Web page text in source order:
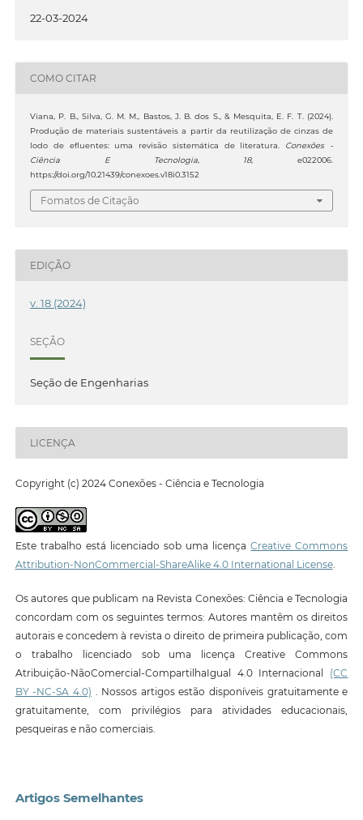
22-03-2024
COMO CITAR
Viana, P. B., Silva, G. M. M., Bastos, J. B. dos S., & Mesquita, E. F. T. (2024).
Produção de materiais sustentáveis a partir da reutilização de cinzas de
lodo de efluentes: uma revisão sistemática de literatura. Conexões -
Ciência E Tecnologia, 18, e022006.
https://doi.org/10.21439/conexoes.v18i0.3152
Fomatos de Citação
EDIÇÃO
v. 18 (2024)
SEÇÃO
Seção de Engenharias
LICENÇA
Copyright (c) 2024 Conexões - Ciência e Tecnologia
Este trabalho está licenciado sob uma licençaCreative Commons
Attribution-NonCommercial-ShareAlike 4.0 International License.
Os autores que publicam na Revista Conexões: Ciência e Tecnologia
concordam com os seguintes termos: Autores mantêm os direitos
autorais e concedem à revista o direito de primeira publicação, com
o trabalho licenciado sob uma licença Creative Commons
Atribuição-NãoComercial-CompartilhaIgual 4.0 Internacional (CC
BY -NC-SA 4.0) . Nossos artigos estão disponíveis gratuitamente e
gratuitamente, com privilégios para atividades educacionais,
pesqueiras e não comerciais.
Artigos Semelhantes